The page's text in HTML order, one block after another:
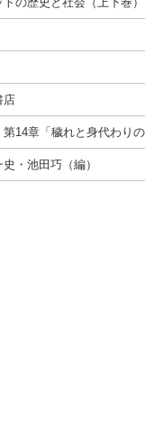
店
第14章「穢れと身代わり
・池田巧（編）